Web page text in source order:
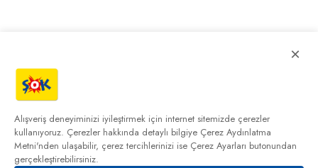
×
Alışveriş deneyiminizi iyileştirmek için internet sitemizde çerezler
kullanıyoruz. Çerezler hakkında detaylı bilgiye Çerez Aydınlatma
Metni'nden ulaşabilir, çerez tercihlerinizi ise Çerez Ayarları butonundan
gerçekleştirebilirsiniz.